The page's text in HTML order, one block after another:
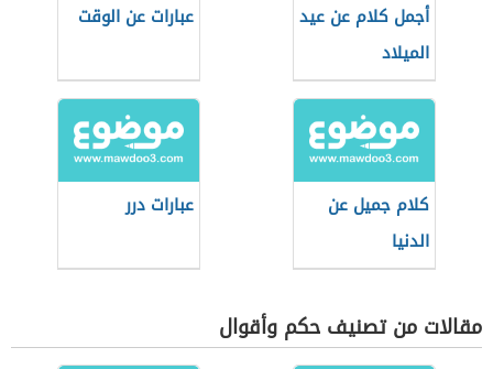
أجمل كلام عن عيد
الميلاد
عبارات عن الوقت
كلام جميل عن
الدنيا
عبارات درر
مقالات من تصنيف حكم وأقوال